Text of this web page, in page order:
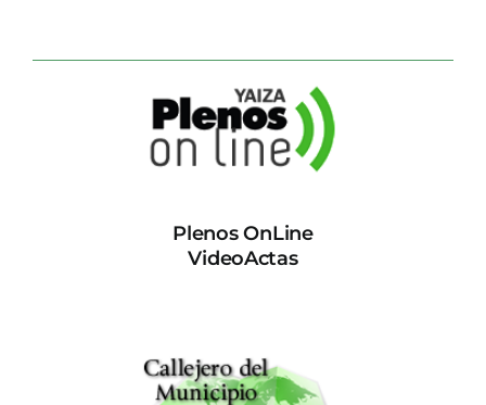
Plenos OnLine
VideoActas